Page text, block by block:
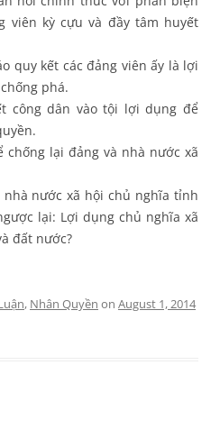
viên kỳ cựu và đầy tâm huyết
quy kết các đảng viên ấy là lợi
phá.
công dân vào tội lợi dụng để
lại đảng và nhà nước xã
nước xã hội chủ nghĩa tỉnh
lại: Lợi dụng chủ nghĩa xã
đất nước?
, Nhân Quyền on August 1, 2014